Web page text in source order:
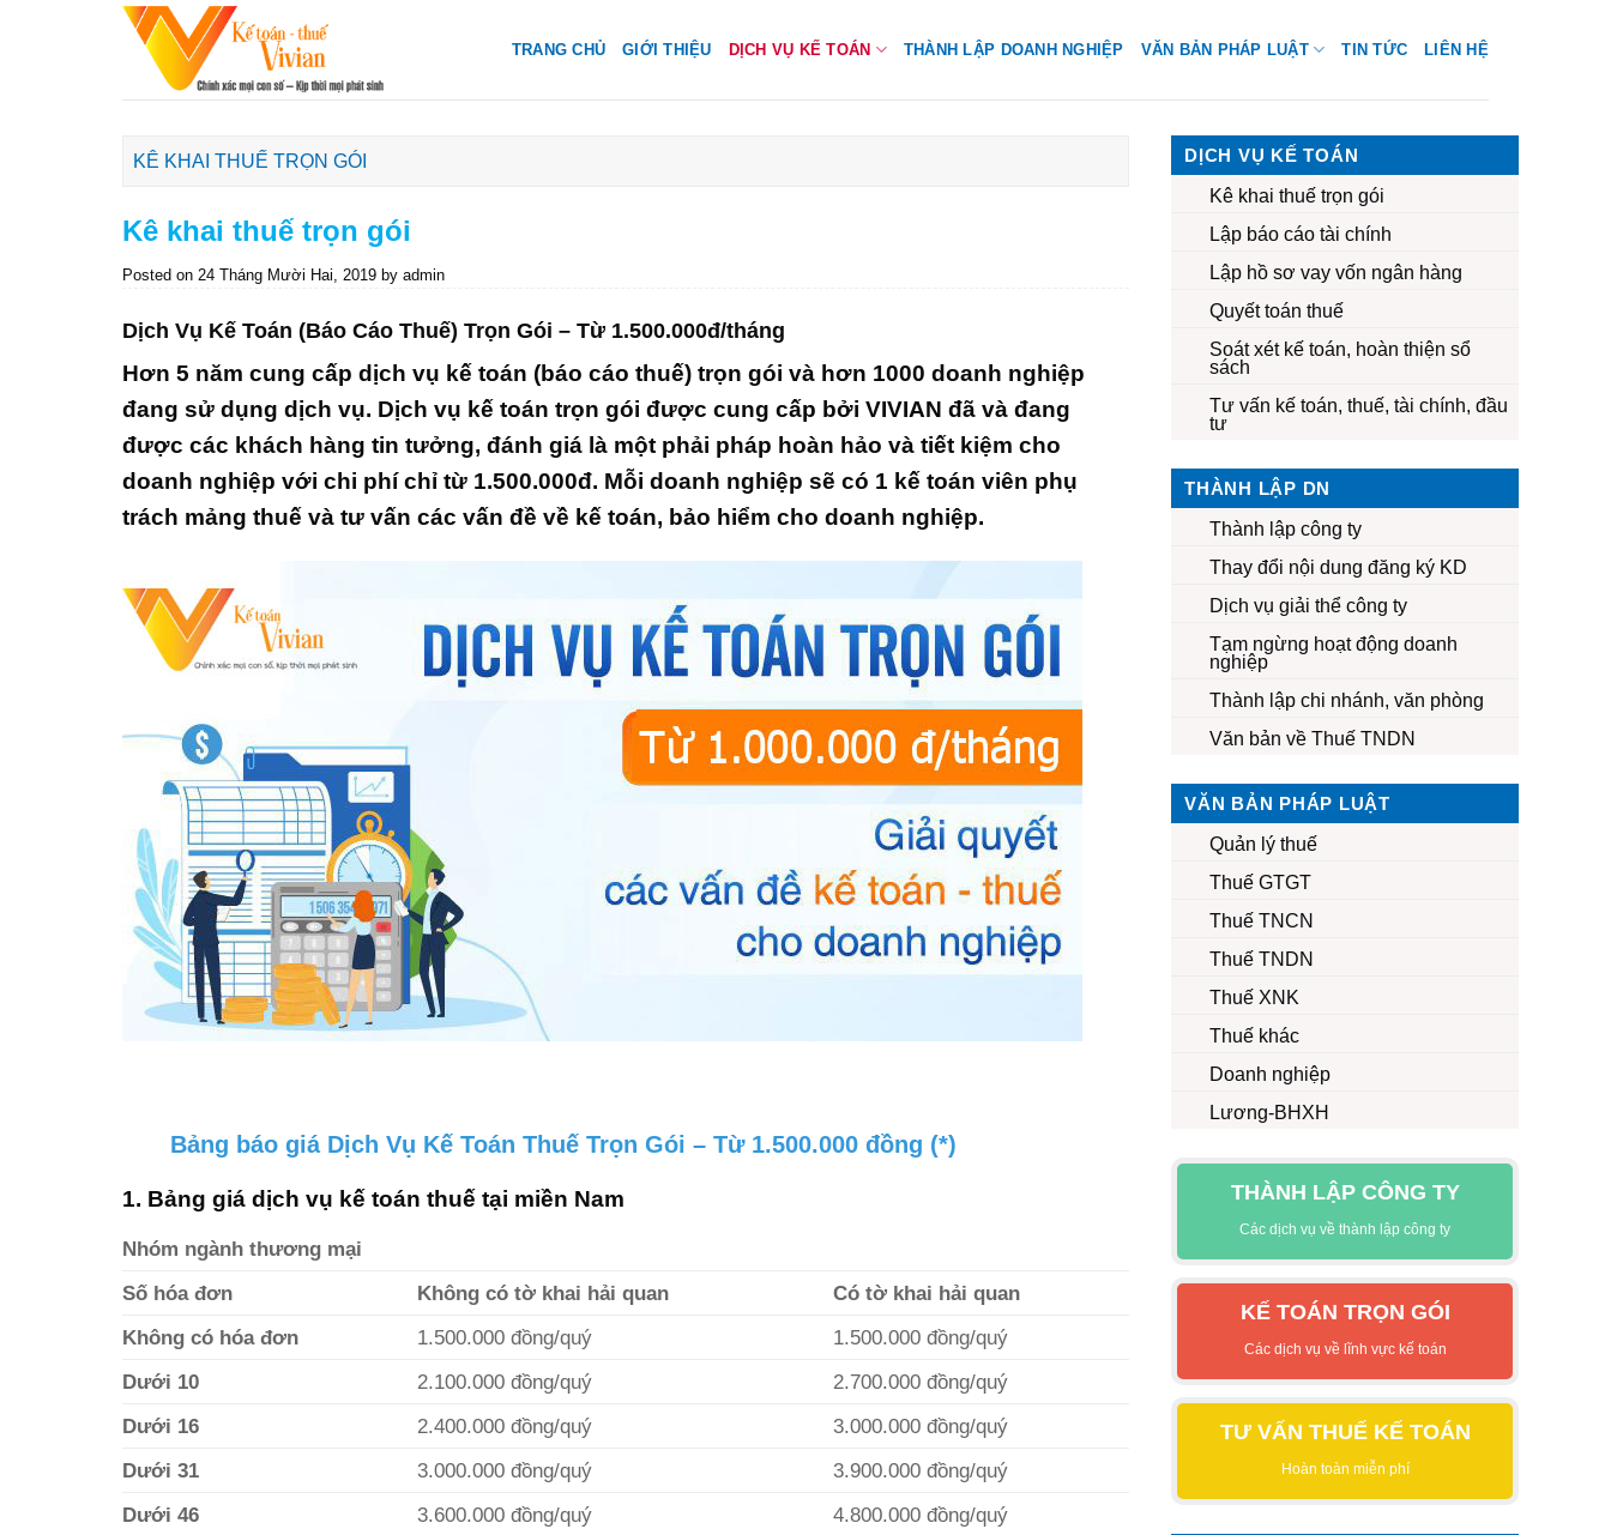
TRANG CHỦ GIỚI THIỆU DỊCH VỤ KẾ TOÁN THÀNH LẬP DOANH NGHIỆP VĂN BẢN PHÁP LUẬT TIN TỨC LIÊN HỆ
KÊ KHAI THUẾ TRỌN GÓI
Kê khai thuế trọn gói
Posted on 24 Tháng Mười Hai, 2019 by admin
Dịch Vụ Kế Toán (Báo Cáo Thuế) Trọn Gói – Từ 1.500.000đ/tháng
Hơn 5 năm cung cấp dịch vụ kế toán (báo cáo thuế) trọn gói và hơn 1000 doanh nghiệp
đang sử dụng dịch vụ. Dịch vụ kế toán trọn gói được cung cấp bởi VIVIAN đã và đang
được các khách hàng tin tưởng, đánh giá là một phải pháp hoàn hảo và tiết kiệm cho
doanh nghiệp với chi phí chỉ từ 1.500.000đ. Mỗi doanh nghiệp sẽ có 1 kế toán viên phụ
trách mảng thuế và tư vấn các vấn đề về kế toán, bảo hiểm cho doanh nghiệp.
Bảng báo giá Dịch Vụ Kế Toán Thuế Trọn Gói – Từ 1.500.000 đồng (*)
1. Bảng giá dịch vụ kế toán thuế tại miền Nam
Nhóm ngành thương mại
Số hóa đơn
Không có tờ khai hải quan
Có tờ khai hải quan
Không có hóa đơn
1.500.000 đồng/quý
1.500.000 đồng/quý
Dưới 10
2.100.000 đồng/quý
2.700.000 đồng/quý
Dưới 16
2.400.000 đồng/quý
3.000.000 đồng/quý
Dưới 31
3.000.000 đồng/quý
3.900.000 đồng/quý
Dưới 46
3.600.000 đồng/quý
4.800.000 đồng/quý
DỊCH VỤ KẾ TOÁN
Kê khai thuế trọn gói
Lập báo cáo tài chính
Lập hồ sơ vay vốn ngân hàng
Quyết toán thuế
Soát xét kế toán, hoàn thiện sổ
sách
Tư vấn kế toán, thuế, tài chính, đầu
tư
THÀNH LẬP DN
Thành lập công ty
Thay đổi nội dung đăng ký KD
Dịch vụ giải thể công ty
Tạm ngừng hoạt động doanh
nghiệp
Thành lập chi nhánh, văn phòng
Văn bản về Thuế TNDN
VĂN BẢN PHÁP LUẬT
Quản lý thuế
Thuế GTGT
Thuế TNCN
Thuế TNDN
Thuế XNK
Thuế khác
Doanh nghiệp
Lương-BHXH
THÀNH LẬP CÔNG TY
Các dịch vụ về thành lập công ty
KẾ TOÁN TRỌN GÓI
Các dịch vụ về lĩnh vực kế toán
TƯ VẤN THUẾ KẾ TOÁN
Hoàn toàn miễn phí